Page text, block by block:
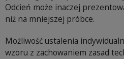
Odcień może inaczej
niż na mniejszej próbce.
Możliwość ustalenia
wzoru z zachowaniem zasad